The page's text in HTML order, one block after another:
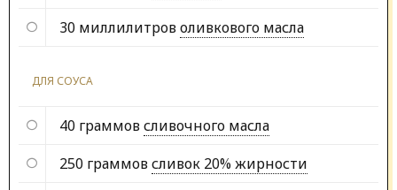
30 миллилитроволивкового масла
ДЛЯ СОУСА
40 граммовсливочного масла
250 граммовсливок 20% жирности